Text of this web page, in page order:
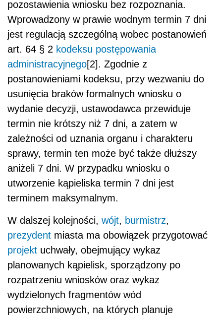
pozostawienia wniosku bez rozpoznania.
Wprowadzony w prawie wodnym termin 7 dni
jest regulacją szczególną wobec postanowień
art. 64 § 2 kodeksu postępowania
administracyjnego[2]. Zgodnie z
postanowieniami kodeksu, przy wezwaniu do
usunięcia braków formalnych wniosku o
wydanie decyzji, ustawodawca przewiduje
termin nie krótszy niż 7 dni, a zatem w
zależności od uznania organu i charakteru
sprawy, termin ten może być także dłuższy
aniżeli 7 dni. W przypadku wniosku o
utworzenie kąpieliska termin 7 dni jest
terminem maksymalnym.
W dalszej kolejności, wójt, burmistrz,
prezydent miasta ma obowiązek przygotować
projekt uchwały, obejmujący wykaz
planowanych kąpielisk, sporządzony po
rozpatrzeniu wniosków oraz wykaz
wydzielonych fragmentów wód
powierzchniowych, na których planuje